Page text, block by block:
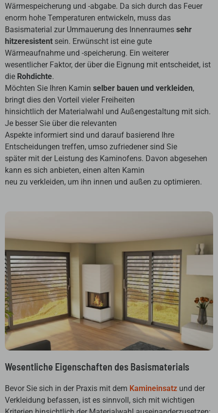
Wärmespeicherung und -abgabe. Da sich durch das Feuer
enorm hohe Temperaturen entwickeln, muss das
Basismaterial zur Ummauerung des Innenraumes sehr
hitzeresistent sein. Erwünscht ist eine gute
Wärmeaufnahme und -speicherung. Ein weiterer
wesentlicher Faktor, der über die Eignung mit entscheidet, ist
die Rohdichte.
Möchten Sie Ihren Kamin selber bauen und verkleiden,
bringt dies den Vorteil vieler Freiheiten
hinsichtlich der Materialwahl und Außengestaltung mit sich.
Je besser Sie über die relevanten
Aspekte informiert sind und darauf basierend Ihre
Entscheidungen treffen, umso zufriedener sind Sie
später mit der Leistung des Kaminofens. Davon abgesehen
kann es sich anbieten, einen alten Kamin
neu zu verkleiden, um ihn innen und außen zu optimieren.
Wesentliche Eigenschaften des Basismaterials
Bevor Sie sich in der Praxis mit dem Kamineinsatz und der
Verkleidung befassen, ist es sinnvoll, sich mit wichtigen